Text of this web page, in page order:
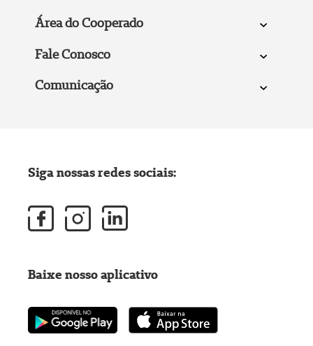
Área do Cooperado
Fale Conosco
Comunicação
Siga nossas redes sociais:
Baixe nosso aplicativo